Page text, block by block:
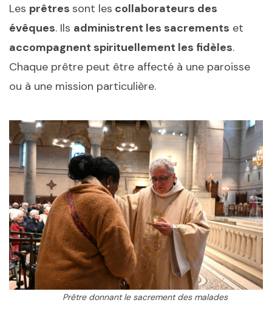
Les prêtres sont les collaborateurs des
évêques. Ils administrent les sacrements et
accompagnent spirituellement les fidèles.
Chaque prêtre peut être affecté à une paroisse
ou à une mission particulière.
Prêtre donnant le sacrement des malades